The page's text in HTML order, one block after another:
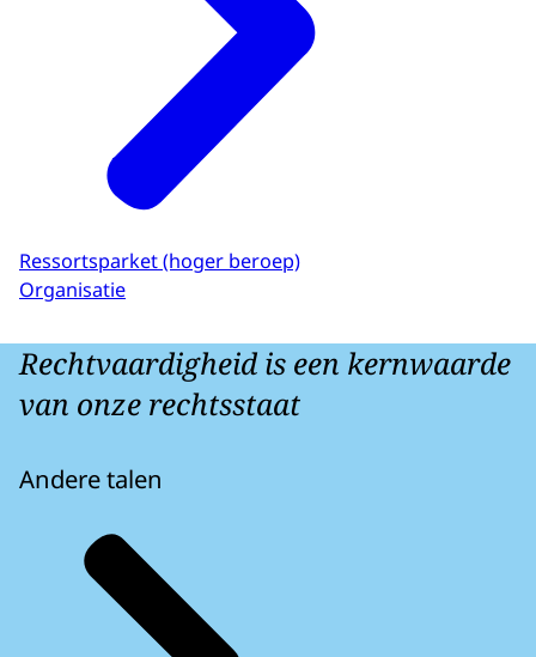
Ressortsparket (hoger beroep)
Organisatie
Rechtvaardigheid is een kernwaarde
van onze rechtsstaat
Andere talen